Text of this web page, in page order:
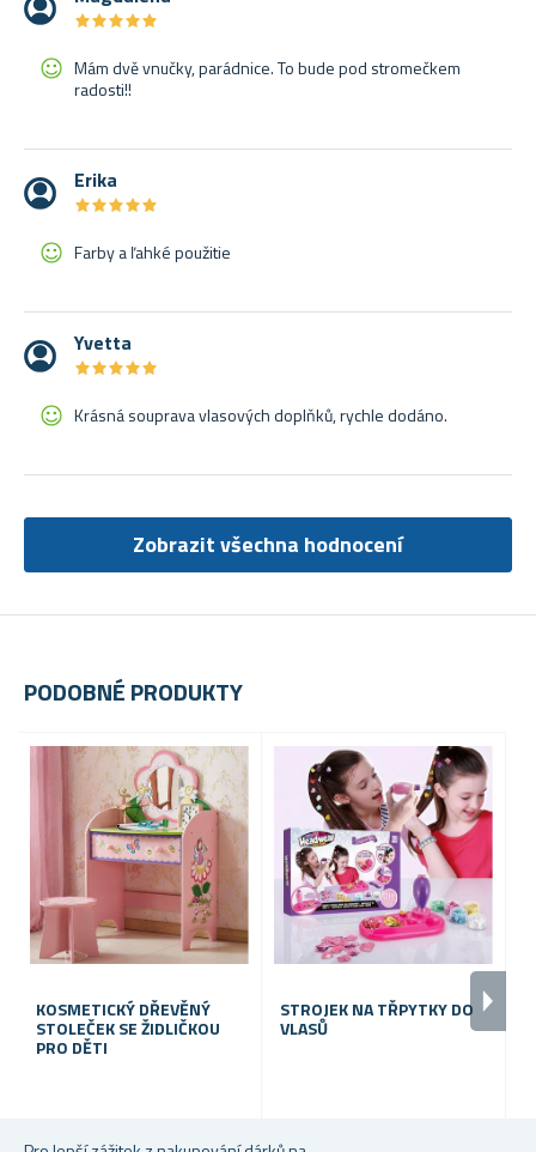
PODOBNÉ PRODUKTY
KOSMETICKÝ DŘEVĚNÝ
STOLEČEK SE ŽIDLIČKOU
PRO DĚTI
STROJEK NA TŘPYTKY DO
VLASŮ
★★★★★
★★★★★
Mám dvě vnučky, parádnice. To bude pod stromečkem
radosti!!
Erika
★★★★★
★★★★★
Farby a ľahké použitie
Yvetta
★★★★★
★★★★★
Krásná souprava vlasových doplňků, rychle dodáno.
Zobrazit všechna hodnocení